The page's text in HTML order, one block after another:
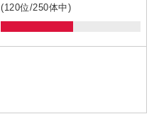
(120位/250体中)